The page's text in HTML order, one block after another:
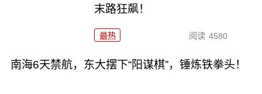
末路狂飙！
最热 阅读 4580
南海6天禁航，东大摆下“阳谋棋”，锤炼铁拳头！